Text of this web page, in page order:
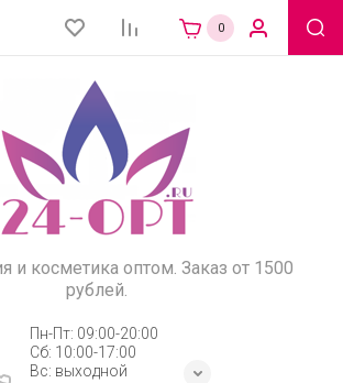
0
косметика оптом. Заказ от 1500
рублей.
Пн-Пт: 09:00-20:00
Сб: 10:00-17:00
Вс: выходной